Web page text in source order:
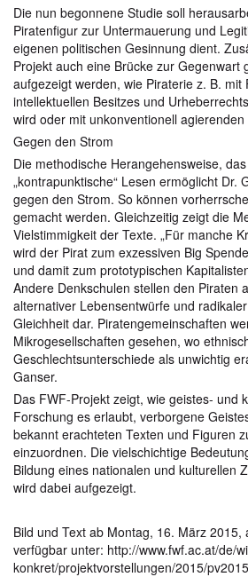
Die nun begonnene Studie soll
Piratenfigur zur Untermauerung und
eigenen politischen Gesinnung dient.
Projekt auch eine Brücke zur Gegenwart
aufgezeigt werden, wie Piraterie z. B. mit
intellektuellen Besitzes und
wird oder mit unkonventionell
Gegen den Strom
Die methodische Herangehensweise,
„kontrapunktische“ Lesen ermöglicht Dr.
gegen den Strom. So können
gemacht werden. Gleichzeitig zeigt die
Vielstimmigkeit der Texte. „Für manche
wird der Pirat zum exzessiven Big
und damit zum prototypischen
Andere Denkschulen stellen den Piraten
alternativer Lebensentwürfe und
Gleichheit dar. Piratengemeinschaften
Mikrogesellschaften gesehen, wo
Geschlechtsunterschiede als unwichtig
Ganser.
Das FWF-Projekt zeigt, wie geistes- und
Forschung es erlaubt, verborgene
bekannt erachteten Texten und Figuren
einzuordnen. Die vielschichtige
Bildung eines nationalen und kulturellen
wird dabei aufgezeigt.
Bild und Text ab Montag, 16. März 2015,
verfügbar unter: http://www.fwf.ac.at/de/
konkret/projektvorstellungen/2015/